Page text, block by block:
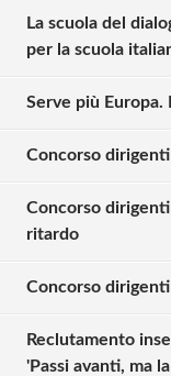
La scuola del
per la scuola
Serve più
Concorso
Concorso dirigenti
ritardo
Concorso
Reclutamento
'Passi avanti, ma